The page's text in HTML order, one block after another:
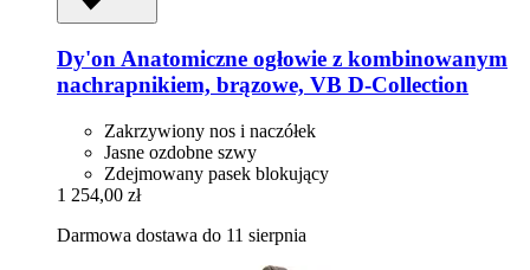
Dy'on Anatomiczne ogłowie z kombinowanym
nachrapnikiem, brązowe, VB D-​Collection
Zakrzywiony nos i naczółek
Jasne ozdobne szwy
Zdejmowany pasek blokujący
1 254,00 zł
Darmowa dostawa do 11 sierpnia